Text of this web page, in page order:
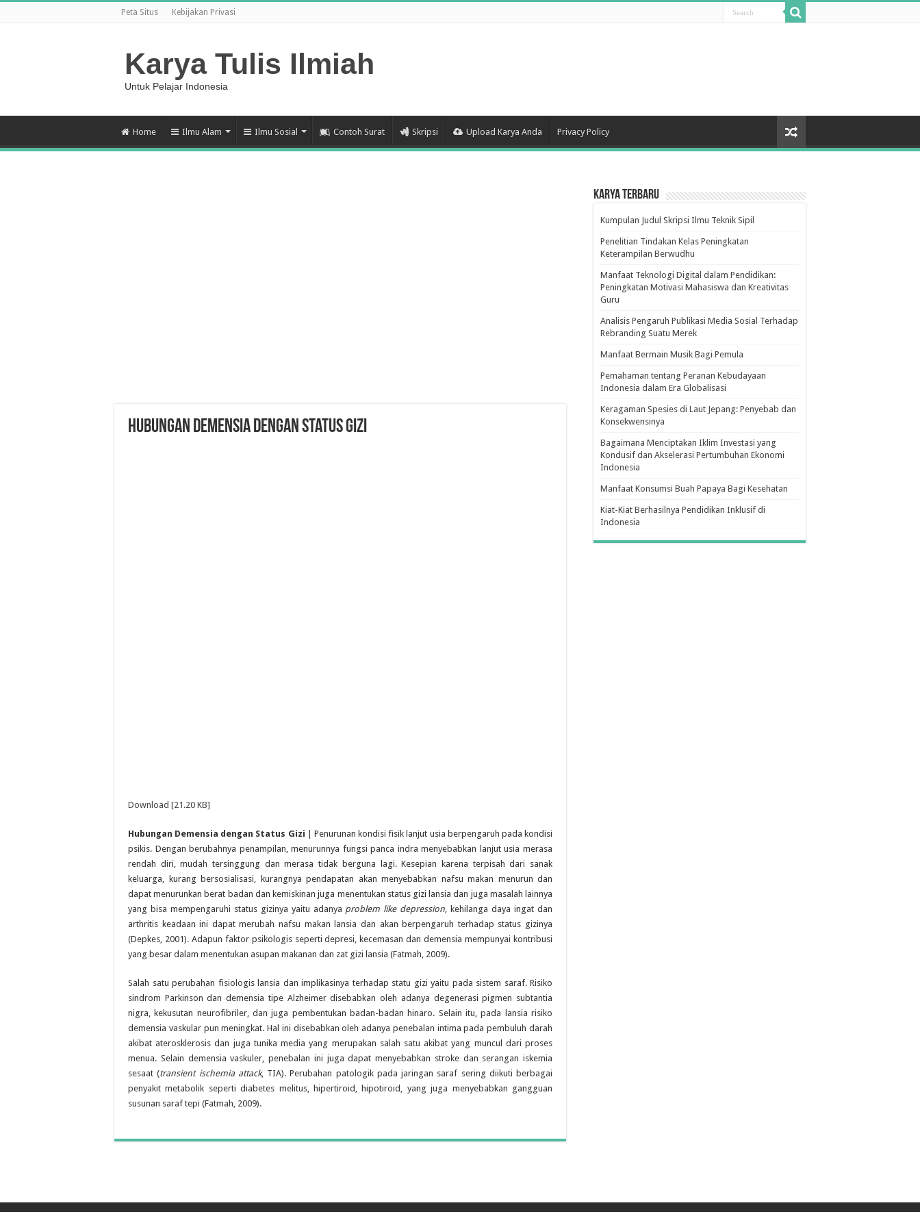
Peta Situs Kebijakan Privasi
Karya Tulis Ilmiah
Untuk Pelajar Indonesia
Home Ilmu Alam Ilmu Sosial Contoh Surat Skripsi Upload Karya Anda Privacy Policy
Hubungan Demensia dengan Status Gizi
Download [21.20 KB]
Hubungan Demensia dengan Status Gizi | Penurunan kondisi fisik lanjut usia berpengaruh pada kondisi
psikis. Dengan berubahnya penampilan, menurunnya fungsi panca indra menyebabkan lanjut usia merasa
rendah diri, mudah tersinggung dan merasa tidak berguna lagi. Kesepian karena terpisah dari sanak
keluarga, kurang bersosialisasi, kurangnya pendapatan akan menyebabkan nafsu makan menurun dan
dapat menurunkan berat badan dan kemiskinan juga menentukan status gizi lansia dan juga masalah lainnya
yang bisa mempengaruhi status gizinya yaitu adanya problem like depression, kehilanga daya ingat dan
arthritis keadaan ini dapat merubah nafsu makan lansia dan akan berpengaruh terhadap status gizinya
(Depkes, 2001). Adapun faktor psikologis seperti depresi, kecemasan dan demensia mempunyai kontribusi
yang besar dalam menentukan asupan makanan dan zat gizi lansia (Fatmah, 2009).
Salah satu perubahan fisiologis lansia dan implikasinya terhadap statu gizi yaitu pada sistem saraf. Risiko
sindrom Parkinson dan demensia tipe Alzheimer disebabkan oleh adanya degenerasi pigmen subtantia
nigra, kekusutan neurofibriler, dan juga pembentukan badan-badan hinaro. Selain itu, pada lansia risiko
demensia vaskular pun meningkat. Hal ini disebabkan oleh adanya penebalan intima pada pembuluh darah
akibat aterosklerosis dan juga tunika media yang merupakan salah satu akibat yang muncul dari proses
menua. Selain demensia vaskuler, penebalan ini juga dapat menyebabkan stroke dan serangan iskemia
sesaat (transient ischemia attack, TIA). Perubahan patologik pada jaringan saraf sering diikuti berbagai
penyakit metabolik seperti diabetes melitus, hipertiroid, hipotiroid, yang juga menyebabkan gangguan
susunan saraf tepi (Fatmah, 2009).
Karya Terbaru
Kumpulan Judul Skripsi Ilmu Teknik Sipil
Penelitian Tindakan Kelas Peningkatan
Keterampilan Berwudhu
Manfaat Teknologi Digital dalam Pendidikan:
Peningkatan Motivasi Mahasiswa dan Kreativitas
Guru
Analisis Pengaruh Publikasi Media Sosial Terhadap
Rebranding Suatu Merek
Manfaat Bermain Musik Bagi Pemula
Pemahaman tentang Peranan Kebudayaan
Indonesia dalam Era Globalisasi
Keragaman Spesies di Laut Jepang: Penyebab dan
Konsekwensinya
Bagaimana Menciptakan Iklim Investasi yang
Kondusif dan Akselerasi Pertumbuhan Ekonomi
Indonesia
Manfaat Konsumsi Buah Papaya Bagi Kesehatan
Kiat-Kiat Berhasilnya Pendidikan Inklusif di
Indonesia